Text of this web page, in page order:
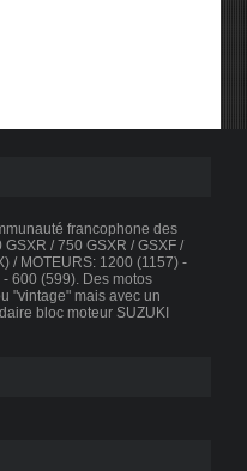
francophone des
/ 750 GSXR / GSXF /
/ MOTEURS: 1200 (1157) -
600 (599). Des motos
"vintage" mais avec un
bloc moteur SUZUKI